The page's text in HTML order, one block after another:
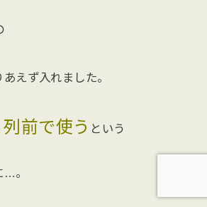
あえず入れました。
前で使う という
…。